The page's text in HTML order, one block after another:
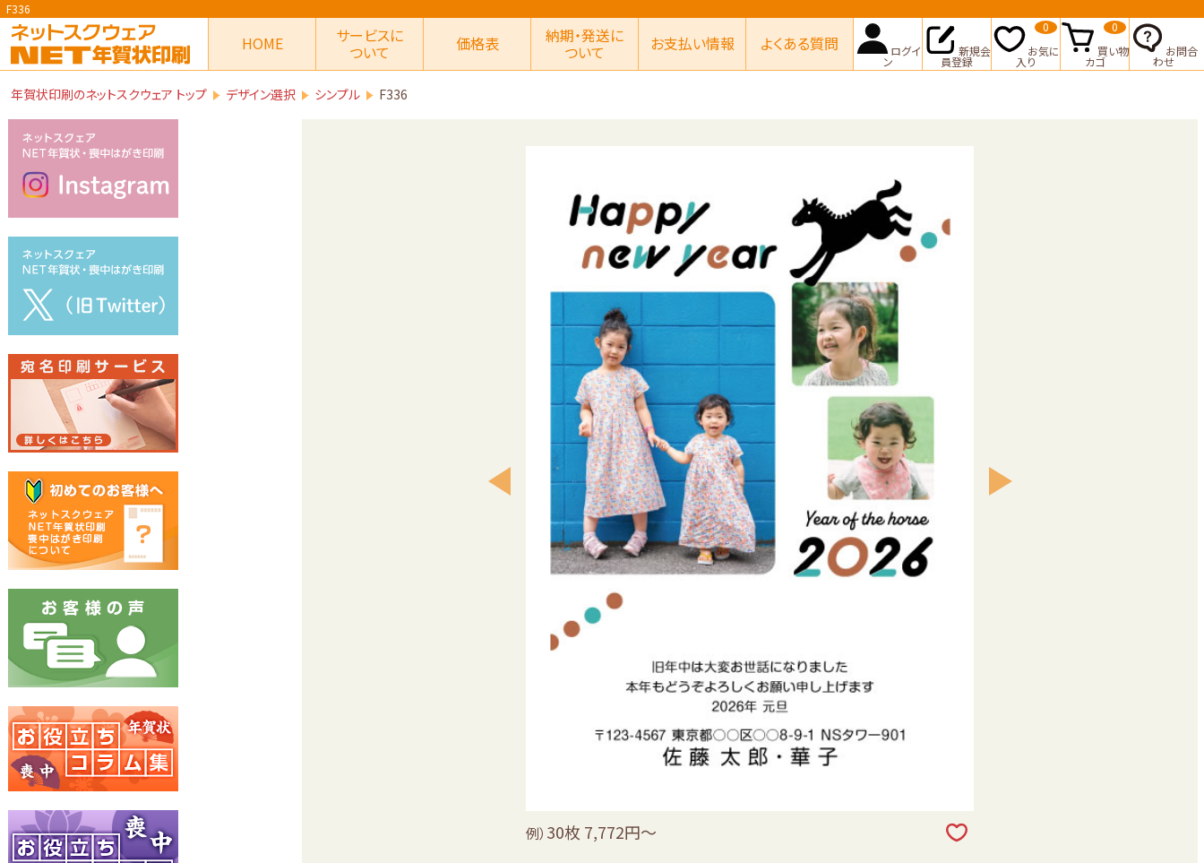
F336
HOME サービスに
ついて 価格表 納期・発送に
ついて お支払い情報 よくある質問 ログイ
ン
新規会
員登録
お気に
入り
0
買い物
カゴ
0
お問合
わせ
年賀状印刷のネットスクウェア トップ デザイン選択 シンプル F336
例） 30枚 7,772円～